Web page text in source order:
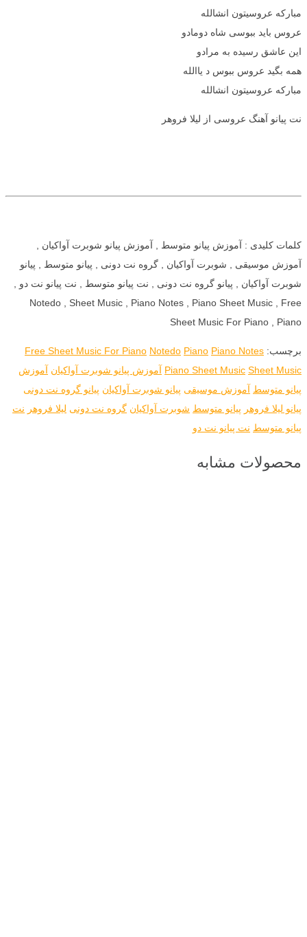
مبارکه عروسیتون انشالله
عروس باید ببوسی شاه دومادو
این عاشق رسیده به مرادو
همه بگید عروس ببوس د یاالله
مبارکه عروسیتون انشالله
نت پیانو آهنگ عروسی از لیلا فروهر
کلمات کلیدی : آموزش پیانو متوسط , آموزش پیانو شوبرت آواکیان ,
آموزش موسیقی , شوبرت آواکیان , گروه نت دونی , پیانو متوسط , پیانو
شوبرت آواکیان , پیانو گروه نت دونی , نت پیانو متوسط , نت پیانو نت دو ,
Notedo , Sheet Music , Piano Notes , Piano Sheet Music , Free
Sheet Music For Piano , Piano
برچسب: Free Sheet Music For Piano Notedo Piano Piano Notes
Piano Sheet Music Sheet Music آموزش پیانو شوبرت آواکیان آموزش
پیانو متوسط آموزش موسیقی پیانو شوبرت آواکیان پیانو گروه نت دونی
پیانو لیلا فروهر پیانو متوسط شوبرت آواکیان گروه نت دونی لیلا فروهر نت
پیانو متوسط نت پیانو نت دو
محصولات مشابه